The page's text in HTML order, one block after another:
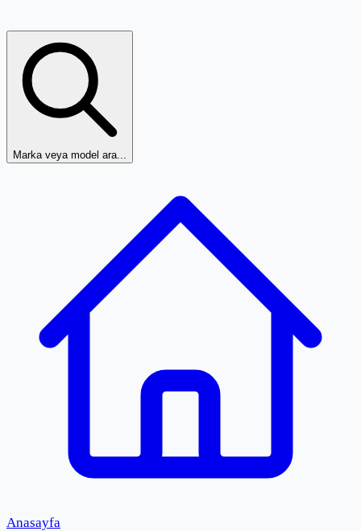
Marka veya model ara...
Anasayfa